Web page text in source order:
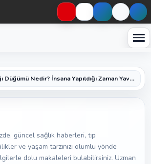
Haberleri keşfet
Domuz Bağı Düğümü Nedir? İnsana Yapıldığı Zaman Yavaş Yavaş Öldüren Ölümcül Düğümün Kan Donduran Gerçekleri
güncel sağlık haberleri, tıp
ve yaşam tarzınızı olumlu yönde
dolu makaleleri bulabilirsiniz. Uzman